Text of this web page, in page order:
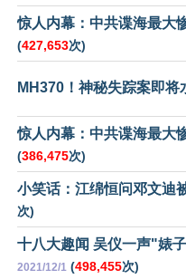
惊人内幕：中共谍海最大
(427,653次)
MH370！神秘失踪案即将
惊人内幕：中共谍海最大
(386,475次)
小笑话：江绵恒问邓文迪
次)
十八大趣闻 吴仪一声"婊
2021/12/1 (498,455次)